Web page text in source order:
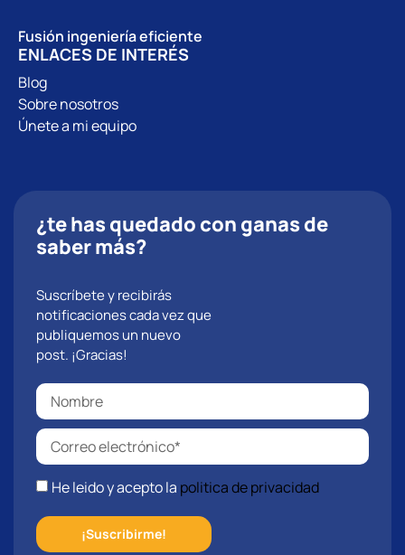
Fusión ingeniería eficiente
ENLACES DE INTERÉS
Blog
Sobre nosotros
Únete a mi equipo
¿te has quedado con ganas de
saber más?
Suscríbete y recibirás
notificaciones cada vez que
publiquemos un nuevo
post. ¡Gracias!
He leido y acepto la politica de privacidad
¡Suscribirme!